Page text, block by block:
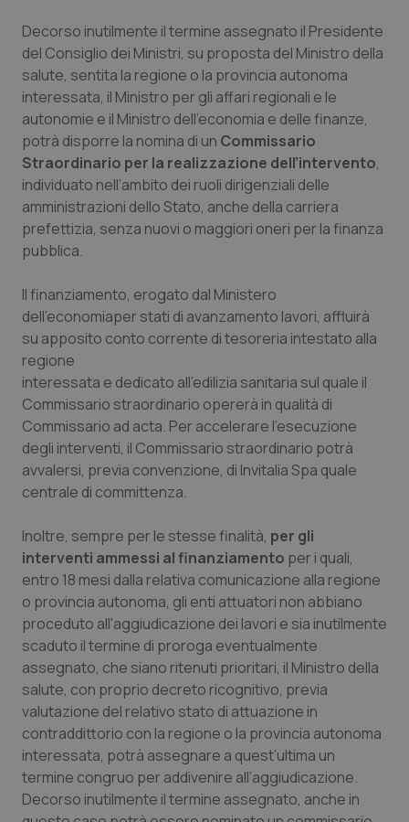
Veneto
Oncoematologia
Oncologia & Nutrizione
Psoriasi & pelle
Quotidiano Cardiologia
Quotidiano Chirurgia
Quotidiano Oncologia
Quotidiano Pediatria
Rene & patologie urogenitali
Salute orale & impianti
Sangue & coagulazione
Tiroide
Tumore al seno
Tumore ovarico
Tumori del Polmone & Testa Collo
Tumori gastrointestinali
Ulcera & Reflusso
Vaccini
Decorso inutilmente il termine assegnato il Presidente
del Consiglio dei Ministri, su proposta del Ministro della
salute, sentita la regione o la provincia autonoma
interessata, il Ministro per gli affari regionali e le
autonomie e il Ministro dell’economia e delle finanze,
potrà disporre la nomina di un Commissario
Straordinario per la realizzazione dell’intervento,
individuato nell’ambito dei ruoli dirigenziali delle
amministrazioni dello Stato, anche della carriera
prefettizia, senza nuovi o maggiori oneri per la finanza
pubblica.
Il finanziamento, erogato dal Ministero
dell’economiaper stati di avanzamento lavori, affluirà
su apposito conto corrente di tesoreria intestato alla
regione
interessata e dedicato all’edilizia sanitaria sul quale il
Commissario straordinario opererà in qualità di
Commissario ad acta. Per accelerare l’esecuzione
degli interventi, il Commissario straordinario potrà
avvalersi, previa convenzione, di Invitalia Spa quale
centrale di committenza.
Inoltre, sempre per le stesse finalità, per gli
interventi ammessi al finanziamento per i quali,
entro 18 mesi dalla relativa comunicazione alla regione
o provincia autonoma, gli enti attuatori non abbiano
proceduto all'aggiudicazione dei lavori e sia inutilmente
scaduto il termine di proroga eventualmente
assegnato, che siano ritenuti prioritari, il Ministro della
salute, con proprio decreto ricognitivo, previa
valutazione del relativo stato di attuazione in
contraddittorio con la regione o la provincia autonoma
interessata, potrà assegnare a quest’ultima un
termine congruo per addivenire all’aggiudicazione.
Decorso inutilmente il termine assegnato, anche in